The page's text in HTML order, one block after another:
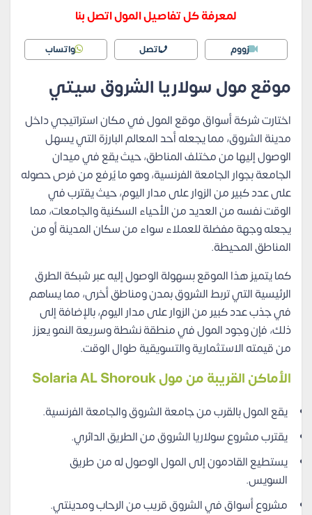
لمعرفة كل تفاصيل المول اتصل بنا
زووم اتصل واتساب
موقع مول سولاريا الشروق سيتي
اختارت شركة أسواق موقع المول في مكان استراتيجي داخل
مدينة الشروق، مما يجعله أحد المعالم البارزة التي يسهل
الوصول إليها من مختلف المناطق، حيث يقع في ميدان
الجامعة بجوار الجامعة الفرنسية، وهو ما يُرفع من فرص حصوله
على عدد كبير من الزوار على مدار اليوم، حيث يقترب في
الوقت نفسه من العديد من الأحياء السكنية والجامعات، مما
يجعله وجهة مفضلة للعملاء سواء من سكان المدينة أو من
المناطق المحيطة.
كما يتميز هذا الموقع بسهولة الوصول إليه عبر شبكة الطرق
الرئيسية التي تربط الشروق بمدن ومناطق أخرى، مما يساهم
في جذب عدد كبير من الزوار على مدار اليوم، بالإضافة إلى
ذلك، فإن وجود المول في منطقة نشطة وسريعة النمو يعزز
من قيمته الاستثمارية والتسويقية طوال الوقت.
الأماكن القريبة من مول Solaria AL Shorouk
يقع المول بالقرب من جامعة الشروق والجامعة الفرنسية.
يقترب مشروع سولاريا الشروق من الطريق الدائري.
يستطيع القادمون إلى المول الوصول له من طريق
السويس.
مشروع أسواق في الشروق قريب من الرحاب ومدينتي.